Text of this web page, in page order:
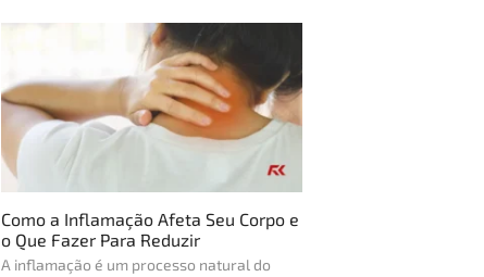
Como a Inflamação Afeta Seu Corpo e
o Que Fazer Para Reduzir
A inflamação é um processo natural do